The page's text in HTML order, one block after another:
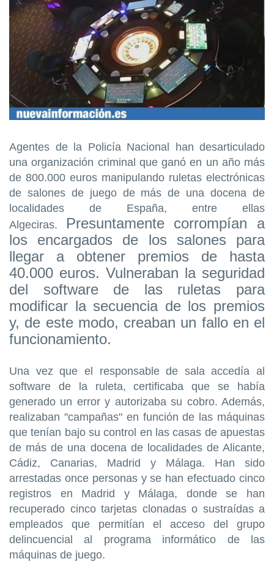
Agentes de la Policía Nacional han desarticulado
una organización criminal que ganó en un año más
de 800.000 euros manipulando ruletas electrónicas
de salones de juego de más de una docena de
localidades de España, entre ellas
Algeciras.
Presuntamente corrompían a
los encargados de los salones para
llegar a obtener premios de hasta
40.000 euros. Vulneraban la seguridad
del software de las ruletas para
modificar la secuencia de los premios
y, de este modo, creaban un fallo en el
funcionamiento.
Una vez que el responsable de sala accedía al
software de la ruleta, certificaba que se había
generado un error y autorizaba su cobro. Además,
realizaban "campañas" en función de las máquinas
que tenían bajo su control en las casas de apuestas
de más de una docena de localidades de Alicante,
Cádiz, Canarias, Madrid y Málaga. Han sido
arrestadas once personas y se han efectuado cinco
registros en Madrid y Málaga, donde se han
recuperado cinco tarjetas clonadas o sustraídas a
empleados que permitían el acceso del grupo
delincuencial al programa informático de las
máquinas de juego.